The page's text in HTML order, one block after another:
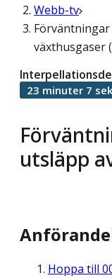
Webb-tv
växthusgaser
utsläpp
23 minuter 7
Hoppa till